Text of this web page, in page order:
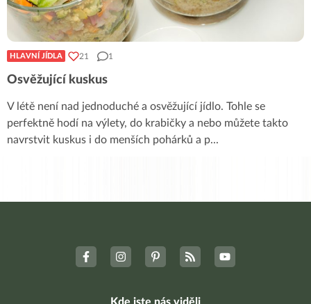
HLAVNÍ JÍDLA 21 1
Osvěžující kuskus
V létě není nad jednoduché a osvěžující jídlo. Tohle se
perfektně hodí na výlety, do krabičky a nebo můžete takto
navrstvit kuskus i do menších pohárků a p...
Kde jste nás viděli